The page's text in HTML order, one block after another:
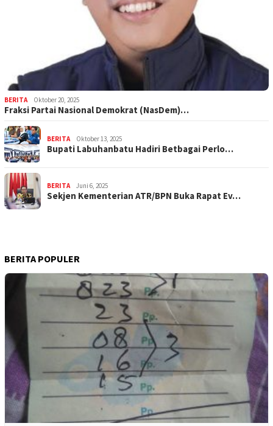
BERITA Oktober 20, 2025
Fraksi Partai Nasional Demokrat (NasDem)…
BERITA Oktober 13, 2025
Bupati Labuhanbatu Hadiri Betbagai Perlo…
BERITA Juni 6, 2025
Sekjen Kementerian ATR/BPN Buka Rapat Ev…
BERITA POPULER